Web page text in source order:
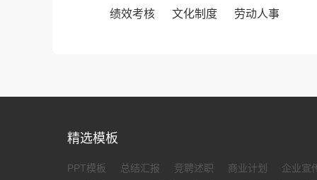
绩效考核
文化制度 劳动人事
精选模板
PPT模板 总结汇报 竞聘述职 商业计划
企业宣